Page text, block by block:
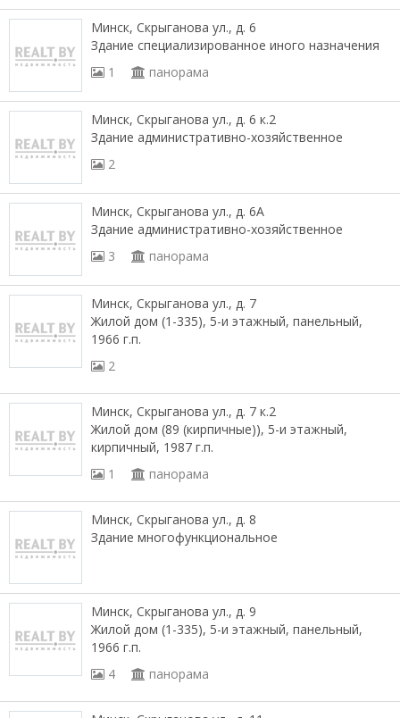
Минск, Скрыганова ул., д. 6
Здание специализированное иного назначения
1
панорама
Минск, Скрыганова ул., д. 6 к.2
Здание административно-хозяйственное
2
Минск, Скрыганова ул., д. 6А
Здание административно-хозяйственное
3
панорама
Минск, Скрыганова ул., д. 7
Жилой дом (1-335), 5-и этажный, панельный,
1966 г.п.
2
Минск, Скрыганова ул., д. 7 к.2
Жилой дом (89 (кирпичные)), 5-и этажный,
кирпичный, 1987 г.п.
1
панорама
Минск, Скрыганова ул., д. 8
Здание многофункциональное
Минск, Скрыганова ул., д. 9
Жилой дом (1-335), 5-и этажный, панельный,
1966 г.п.
4
панорама